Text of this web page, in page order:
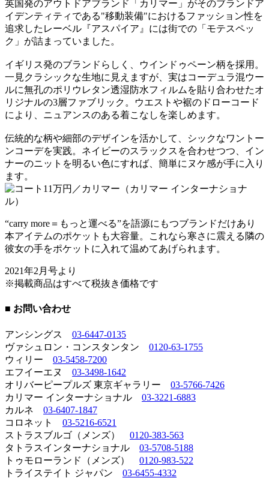
英国発のアウトドアブランド「カリマー」がそのブランドア
イデンティティである"移動装備"におけるファッション性を
追求したレーベル『アスパイア』には街での「モテスペッ
ク」が詰まっていました。
イギリス発のブランドらしく、ウインドゥペーン柄を採用。
一見クラシックな生地に見えますが、実はコーデュラ混ウー
ルに無孔のポリウレタン透湿防水フィルムを貼り合わせたオ
リジナルの3層ファブリック。ウエストや裾のドローコード
により、ニュアンスのある着こなしを楽しめます。
伝統的な柄や細部のデザインを活かして、シックなワントー
ンコーデを実践。ネイビーのスラックスを合わせつつ、イン
ナーのニットを明るい色にすれば、簡単にヌケ感が手に入り
ます。
“carry more＝もっと運べる”を語源にもつブランドだけあり
本アイテムのポケットも大容量。これなら寒さに震える隣の
彼女の手をポケットに入れて温めてあげられます。
2021年2月号より
※掲載商品はすべて税抜き価格です
■ お問い合わせ
アンシングス 03-6447-0135
ヴァシュロン・コンスタンタン 0120-63-1755
ウィリー 03-5458-7200
エフイーエヌ 03-3498-1642
オリバーピープルズ 東京ギャラリー 03-5766-7426
カリマー インターナショナル 03-3221-6883
カルネ 03-6407-1847
コロネット 03-5216-6521
ストラスブルゴ（メンズ） 0120-383-563
タトラスインターナショナル 03-5708-5188
トゥモローランド（メンズ） 0120-983-522
トライステイト ジャパン 03-6455-4332